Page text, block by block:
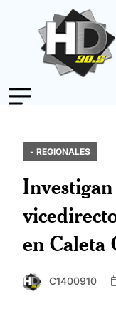
- REGIONALES
en Caleta
C1400910